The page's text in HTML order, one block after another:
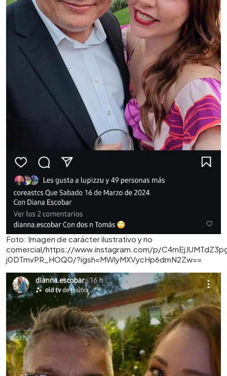
Foto: Imagen de carácter ilustrativo y no
comercial/https://www.instagram.com/p/
j0DTmvPR_HOQ0/?igsh=MWlyMXVycHp6dmN2Zw==